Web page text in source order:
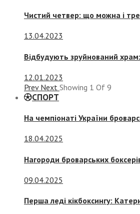
Чистий четвер: що можна і
13.04.2023
Відбудують зруйнований
12.01.2023
Prev Next Showing 1 Of 9
СПОРТ
На чемпіонаті України
18.04.2025
Нагороди броварських
09.04.2025
Перша леді кікбоксингу: